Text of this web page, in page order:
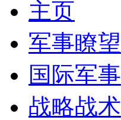
主页
军事瞭望
国际军事
战略战术